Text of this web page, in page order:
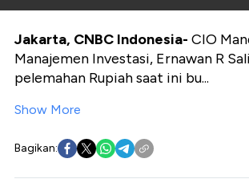
Jakarta, CNBC Indonesia- CIO
Manajemen Investasi, Ernawan R
pelemahan Rupiah saat ini bu...
Show More
Bagikan: